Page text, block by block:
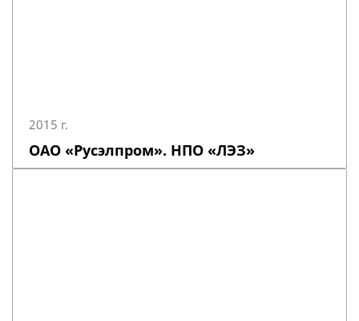
2015 г.
ОАО «Русэлпром». НПО «ЛЭЗ»